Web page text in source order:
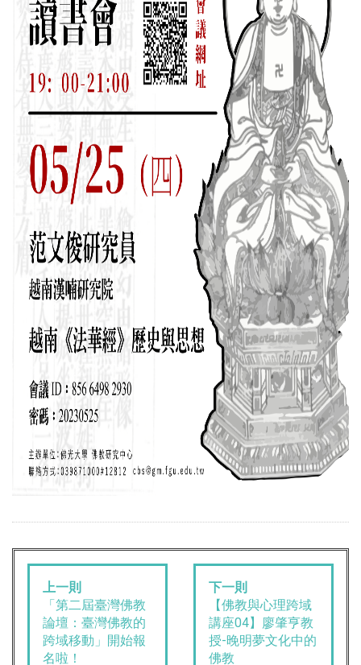
上一則
「第二屆臺灣佛教
論壇：臺灣佛教的
跨域移動」開始報
名啦！
下一則
【佛教與心理跨域
講座04】廖肇亨教
授-晚明夢文化中的
佛教